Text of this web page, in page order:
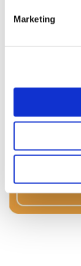
Marketing